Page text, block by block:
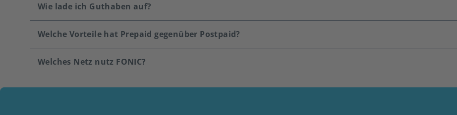
Wie lade ich Guthaben auf?
Welche Vorteile hat Prepaid gegenüber Postpaid?
Welches Netz nutz FONIC?